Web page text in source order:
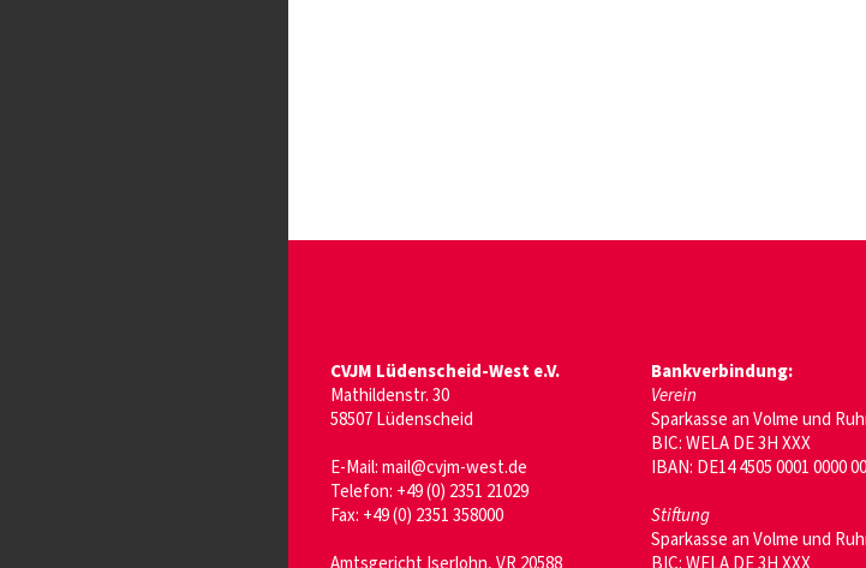
CVJM Lüdenscheid-West e.V.
Mathildenstr. 30
58507 Lüdenscheid
E-Mail: mail@cvjm-west.de
Telefon: +49 (0) 2351 21029
Fax: +49 (0) 2351 358000
Bankverbindung:
Verein
Sparkasse an Volme und
BIC: WELA DE 3H XXX
IBAN: DE14 4505 0001 0000
Stiftung
Sparkasse an Volme und